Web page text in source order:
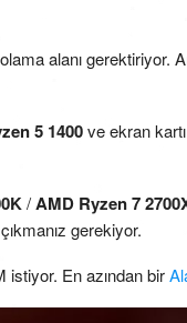
alanı gerektiriyor.
5 1400ve ekran
/AMD Ryzen 7
gerekiyor.
En azından bir